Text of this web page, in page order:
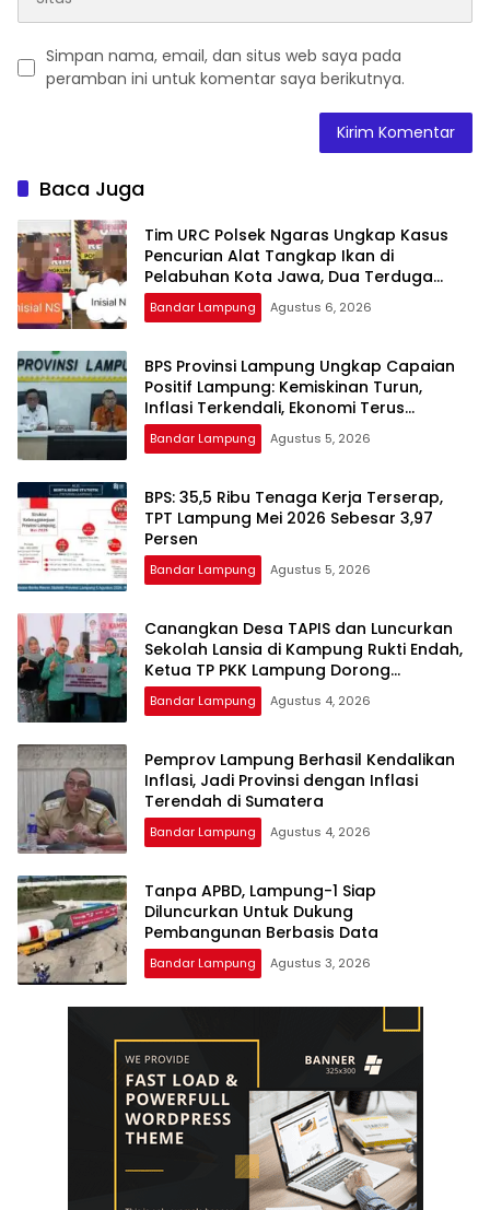
Simpan nama, email, dan situs web saya pada
peramban ini untuk komentar saya berikutnya.
Baca Juga
Tim URC Polsek Ngaras Ungkap Kasus
Pencurian Alat Tangkap Ikan di
Pelabuhan Kota Jawa, Dua Terduga
Pelaku Diamankan.
Bandar Lampung Agustus 6, 2026
BPS Provinsi Lampung Ungkap Capaian
Positif Lampung: Kemiskinan Turun,
Inflasi Terkendali, Ekonomi Terus
Tumbuh
Bandar Lampung Agustus 5, 2026
BPS: 35,5 Ribu Tenaga Kerja Terserap,
TPT Lampung Mei 2026 Sebesar 3,97
Persen
Bandar Lampung Agustus 5, 2026
Canangkan Desa TAPIS dan Luncurkan
Sekolah Lansia di Kampung Rukti Endah,
Ketua TP PKK Lampung Dorong
Pembangunan SDM Dimulai dari Desa
Bandar Lampung Agustus 4, 2026
Pemprov Lampung Berhasil Kendalikan
Inflasi, Jadi Provinsi dengan Inflasi
Terendah di Sumatera
Bandar Lampung Agustus 4, 2026
Tanpa APBD, Lampung-1 Siap
Diluncurkan Untuk Dukung
Pembangunan Berbasis Data
Bandar Lampung Agustus 3, 2026